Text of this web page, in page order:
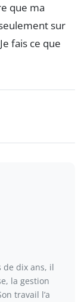
que ma
sur
fais ce que
de dix ans, il
la gestion
travail l’a